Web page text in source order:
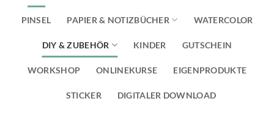
PINSEL PAPIER & NOTIZBÜCHER WATERCOLOR
DIY & ZUBEHÖR KINDER GUTSCHEIN
WORKSHOP ONLINEKURSE EIGENPRODUKTE
STICKER DIGITALER DOWNLOAD